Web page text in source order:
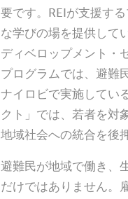
要です。REIが支援す
な学びの場を提供して
ディベロップメント・
プログラムでは、避難
ナイロビで実施してい
クト」では、若者を対
地域社会への統合を後
避難民が地域で働き、
だけではありません。